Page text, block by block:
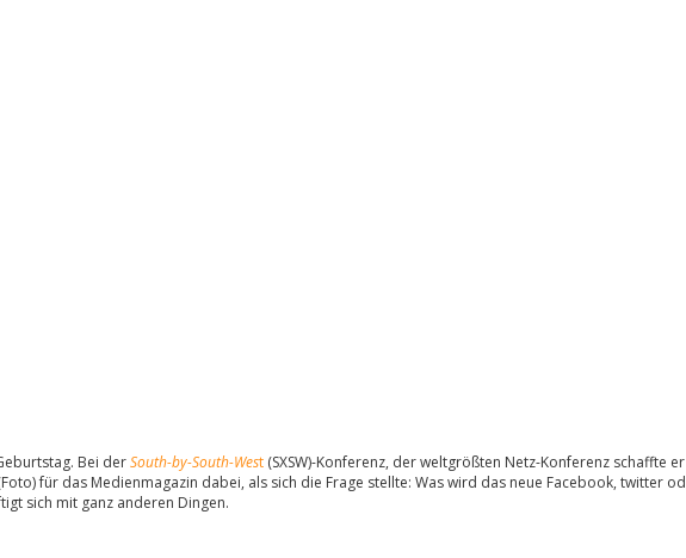
Bei derSouth-by-South-West (SXSW)-Konferenz, der weltgrößten Netz-Konferenz schaffte
für das Medienmagazin dabei, als sich die Frage stellte: Was wird das neue Facebook, twitter
sich mit ganz anderen Dingen.